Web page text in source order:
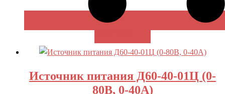
Источник питания Д60-40-01Ц (0-
80В, 0-40А)